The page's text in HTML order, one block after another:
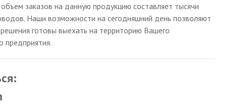
заказов на данную продукцию составляет тысячи
Наши возможности на сегодняшний день позволяют
готовы выехать на территорию Вашего
предприятия.